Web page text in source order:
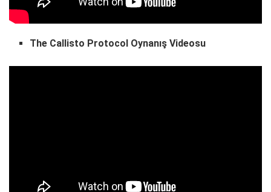
The Callisto Protocol Oynanış Videosu